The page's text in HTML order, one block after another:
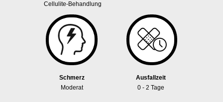
Cellulite-Behandlung
Schmerz
Moderat
Ausfallzeit
0 - 2 Tage